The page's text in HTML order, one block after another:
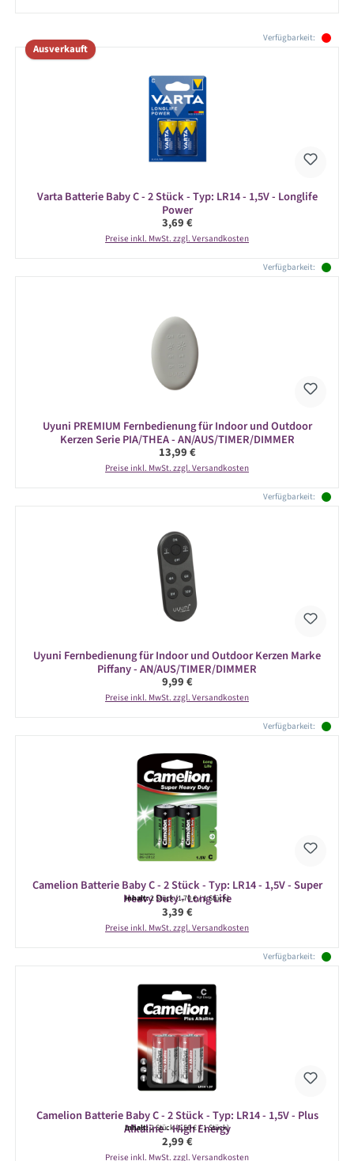
Verfügbarkeit:
Ausverkauft
Varta Batterie Baby C - 2 Stück - Typ: LR14 - 1,5V - Longlife
Power
Regulärer Preis:
3,69 €
Preise inkl. MwSt. zzgl. Versandkosten
Verfügbarkeit:
Uyuni PREMIUM Fernbedienung für Indoor und Outdoor
Kerzen Serie PIA/THEA - AN/AUS/TIMER/DIMMER
Regulärer Preis:
13,99 €
Preise inkl. MwSt. zzgl. Versandkosten
Verfügbarkeit:
Uyuni Fernbedienung für Indoor und Outdoor Kerzen Marke
Piffany - AN/AUS/TIMER/DIMMER
Regulärer Preis:
9,99 €
Preise inkl. MwSt. zzgl. Versandkosten
Verfügbarkeit:
Camelion Batterie Baby C - 2 Stück - Typ: LR14 - 1,5V - Super
Heavy Duty - Long Life
Inhalt:2 Stück(1,70 € / 1 Stück)
Regulärer Preis:
3,39 €
Preise inkl. MwSt. zzgl. Versandkosten
Verfügbarkeit:
Camelion Batterie Baby C - 2 Stück - Typ: LR14 - 1,5V - Plus
Alkaline - High Energy
Inhalt:2 Stück(1,50 € / 1 Stück)
Regulärer Preis:
2,99 €
Preise inkl. MwSt. zzgl. Versandkosten